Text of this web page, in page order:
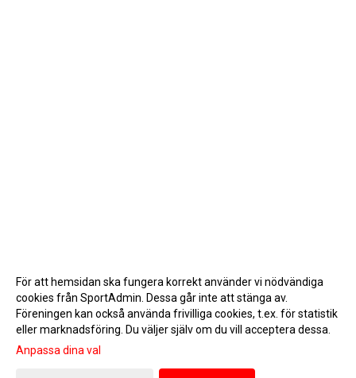
Gå till Webbversion
För att hemsidan ska fungera korrekt använder vi nödvändiga
cookies från SportAdmin. Dessa går inte att stänga av.
Föreningen kan också använda frivilliga cookies, t.ex. för statistik
eller marknadsföring. Du väljer själv om du vill acceptera dessa.
Anpassa dina val